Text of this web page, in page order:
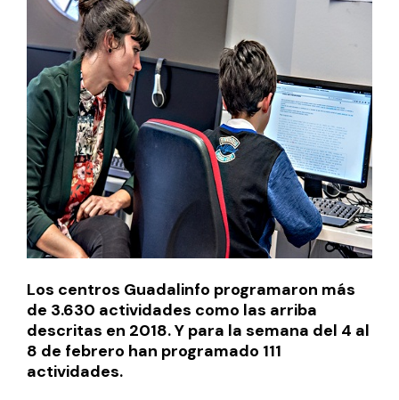
Los centros Guadalinfo programaron más
de 3.630 actividades como las arriba
descritas en 2018. Y para la semana del 4 al
8 de febrero han programado 111
actividades.